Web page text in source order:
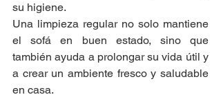
su higiene.
Una limpieza regular no solo mantiene
el sofá en buen estado, sino que
también ayuda a prolongar su vida útil y
a crear un ambiente fresco y saludable
en casa.